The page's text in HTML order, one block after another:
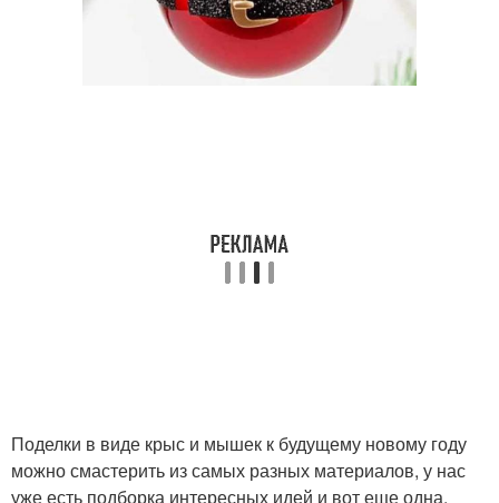
Поделки в виде крыс и мышек к будущему новому году
можно смастерить из самых разных материалов, у нас
уже есть подборка интересных идей и вот еще одна.